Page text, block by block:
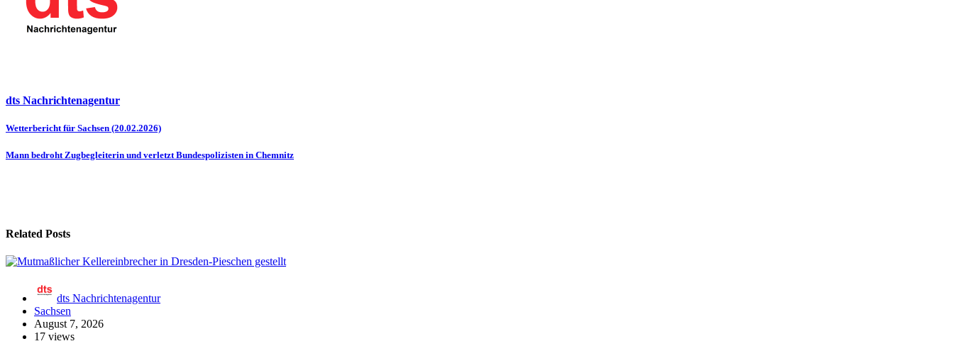
dts Nachrichtenagentur
Beitragsnavigation
Wetterbericht für Sachsen (20.02.2026)
Mann bedroht Zugbegleiterin und verletzt Bundespolizisten in Chemnitz
Related Posts
dts Nachrichtenagentur
Sachsen
August 7, 2026
17 views